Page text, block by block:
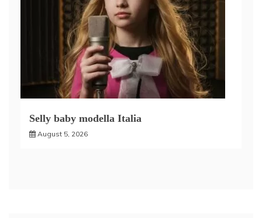
Selly baby modella Italia
August 5, 2026